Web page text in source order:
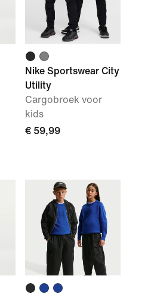
Nike Sportswear City
Utility
Cargobroek voor
kids
€ 59,99